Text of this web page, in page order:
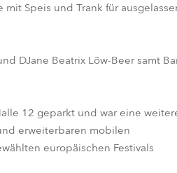
Speis und Trank für
DJane Beatrix Löw-Beer samt
12 geparkt und war eine
erweiterbaren mobilen
europäischen Festivals